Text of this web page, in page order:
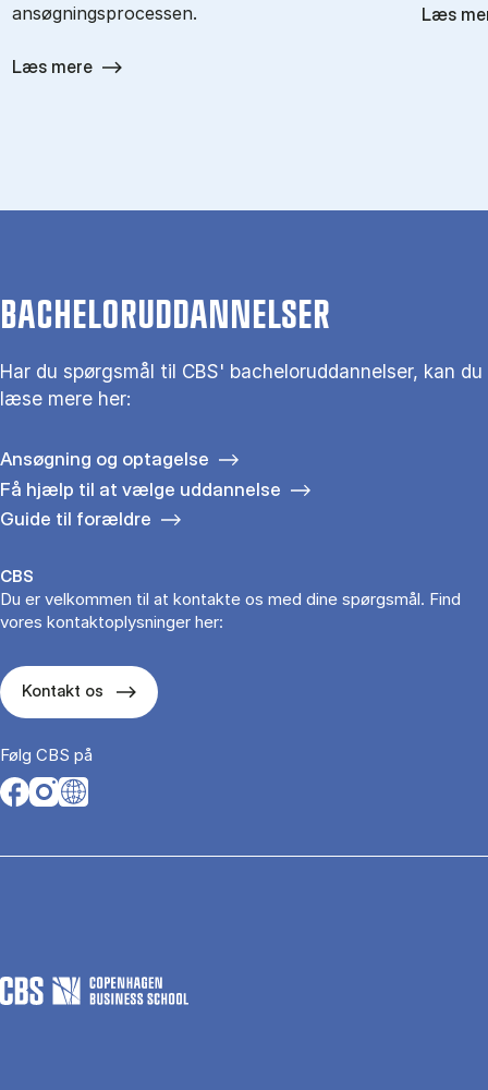
ansøgningsprocessen.
Læs mere
Læs
BACHELORUDDANNELSER
Har du spørgsmål til CBS' bacheloruddannelser, kan du
læse mere her:
Ansøgning og optagelse
Få hjælp til at vælge uddannelse
Guide til forældre
CBS
Du er velkommen til at kontakte os med dine spørgsmål. Find
vores kontaktoplysninger her:
Kontakt os
Følg CBS på
Opens in a new tab
Opens in a new tab
Opens in a new tab